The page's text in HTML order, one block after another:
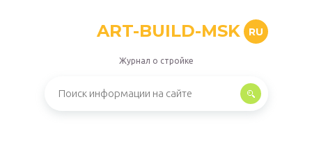
ART-BUILD-MSK RU
Журнал о стройке